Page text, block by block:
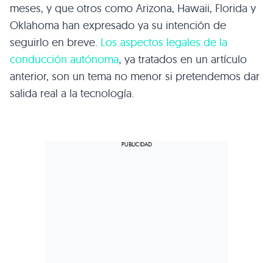
meses, y que otros como Arizona, Hawaii, Florida y
Oklahoma han expresado ya su intención de
seguirlo en breve. Los aspectos legales de la
conducción autónoma, ya tratados en un artículo
anterior, son un tema no menor si pretendemos dar
salida real a la tecnología.